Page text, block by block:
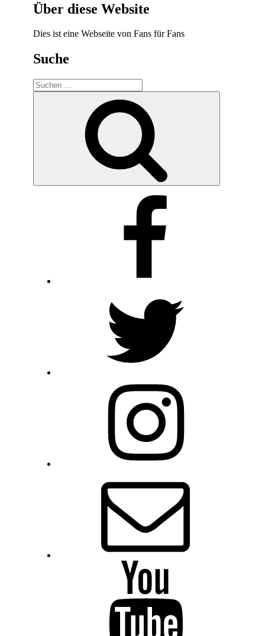
Über diese Website
Dies ist eine Webseite von Fans für Fans
Suche
Suche
nach: